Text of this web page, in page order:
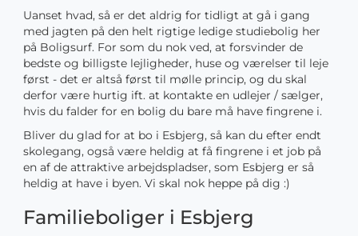
Uanset hvad, så er det aldrig for tidligt at gå i gang
med jagten på den helt rigtige ledige studiebolig her
på Boligsurf. For som du nok ved, at forsvinder de
bedste og billigste lejligheder, huse og værelser til leje
først - det er altså først til mølle princip, og du skal
derfor være hurtig ift. at kontakte en udlejer / sælger,
hvis du falder for en bolig du bare må have fingrene i.
Bliver du glad for at bo i Esbjerg, så kan du efter endt
skolegang, også være heldig at få fingrene i et job på
en af de attraktive arbejdspladser, som Esbjerg er så
heldig at have i byen. Vi skal nok heppe på dig :)
Familieboliger i Esbjerg